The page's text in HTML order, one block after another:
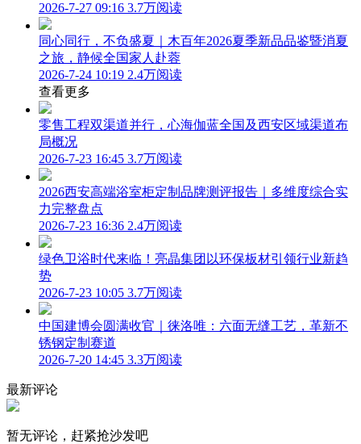
2026-7-27 09:16 3.7万阅读
同心同行，不负盛夏｜木百年2026夏季新品品鉴暨消夏
之旅，静候全国家人赴蓉
2026-7-24 10:19 2.4万阅读
查看更多
零售工程双渠道并行，心海伽蓝全国及西安区域渠道布
局概况
2026-7-23 16:45 3.7万阅读
2026西安高端浴室柜定制品牌测评报告｜多维度综合实
力完整盘点
2026-7-23 16:36 2.4万阅读
绿色卫浴时代来临！亮晶集团以环保板材引领行业新趋
势
2026-7-23 10:05 3.7万阅读
中国建博会圆满收官｜徕洛唯：六面无缝工艺，革新不
锈钢定制赛道
2026-7-20 14:45 3.3万阅读
最新评论
暂无评论，赶紧抢沙发吧